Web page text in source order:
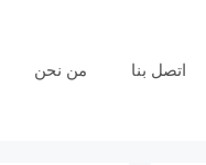
اتصل بنا من نحن